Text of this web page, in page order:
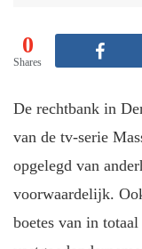
0
Shares
De rechtbank in
van de tv-serie
opgelegd van
voorwaardelijk.
boetes van in